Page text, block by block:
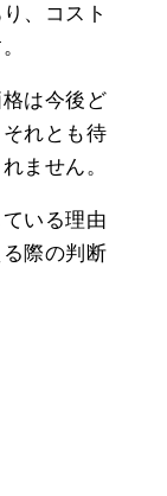
、コスト
は今後ど
れとも待
ません。
いる理由
際の判断